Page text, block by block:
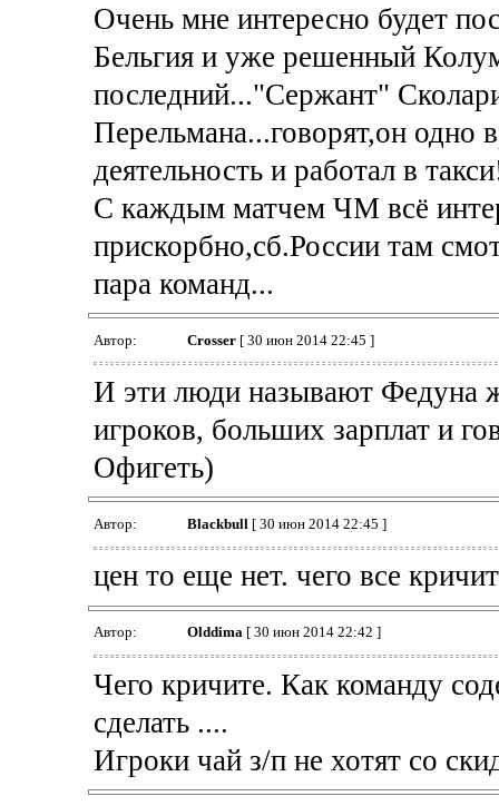
Очень мне интересно будет
Бельгия и уже решенный
последний..."Сержант"
Перельмана...говорят,он одно
деятельность и работал в
С каждым матчем ЧМ всё
прискорбно,сб.России там
пара команд...
Автор: Crosser[ 30 июн 2014 22:45 ]
И эти люди называют Федуна
игроков, больших зарплат и
Офигеть)
Автор: Blackbull [ 30 июн 2014 22:45 ]
цен то еще нет. чего все
Автор: Olddima[ 30 июн 2014 22:42 ]
Чего кричите. Как команду
сделать ....
Игроки чай з/п не хотят со